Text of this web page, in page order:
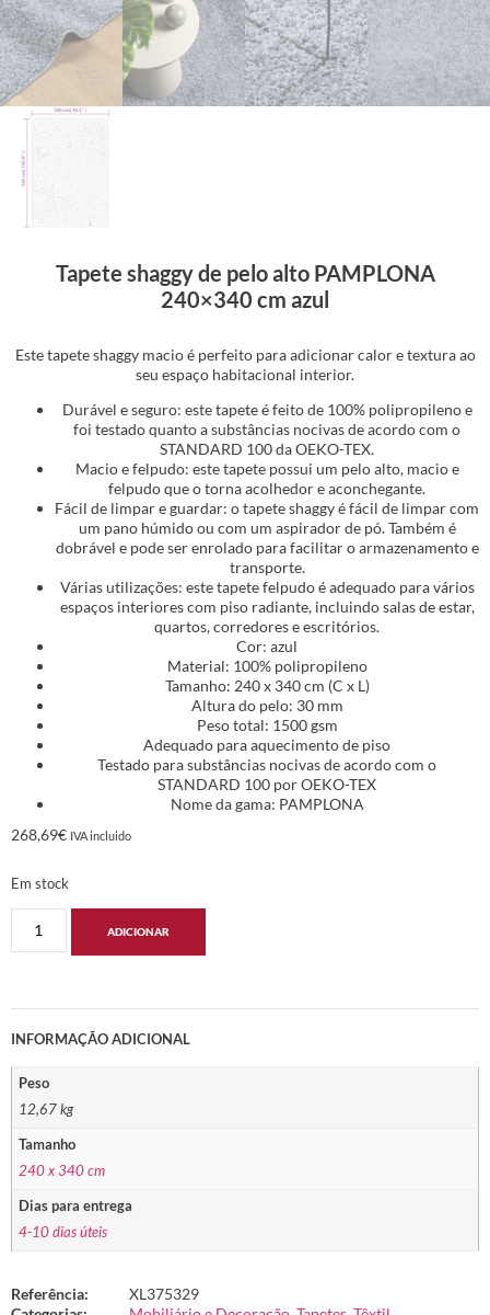
Tapete shaggy de pelo alto PAMPLONA
240×340 cm azul
Este tapete shaggy macio é perfeito para adicionar calor e textura ao
seu espaço habitacional interior.
Durável e seguro: este tapete é feito de 100% polipropileno e
foi testado quanto a substâncias nocivas de acordo com o
STANDARD 100 da OEKO-TEX.
Macio e felpudo: este tapete possui um pelo alto, macio e
felpudo que o torna acolhedor e aconchegante.
Fácil de limpar e guardar: o tapete shaggy é fácil de limpar com
um pano húmido ou com um aspirador de pó. Também é
dobrável e pode ser enrolado para facilitar o armazenamento e
transporte.
Várias utilizações: este tapete felpudo é adequado para vários
espaços interiores com piso radiante, incluindo salas de estar,
quartos, corredores e escritórios.
Cor: azul
Material: 100% polipropileno
Tamanho: 240 x 340 cm (C x L)
Altura do pelo: 30 mm
Peso total: 1500 gsm
Adequado para aquecimento de piso
Testado para substâncias nocivas de acordo com o
STANDARD 100 por OEKO-TEX
Nome da gama: PAMPLONA
268,69€ IVA incluido
Em stock
ADICIONAR
INFORMAÇÃO ADICIONAL
Peso
12,67 kg
Tamanho
240 x 340 cm
Dias para entrega
4-10 dias úteis
Referência:
XL375329